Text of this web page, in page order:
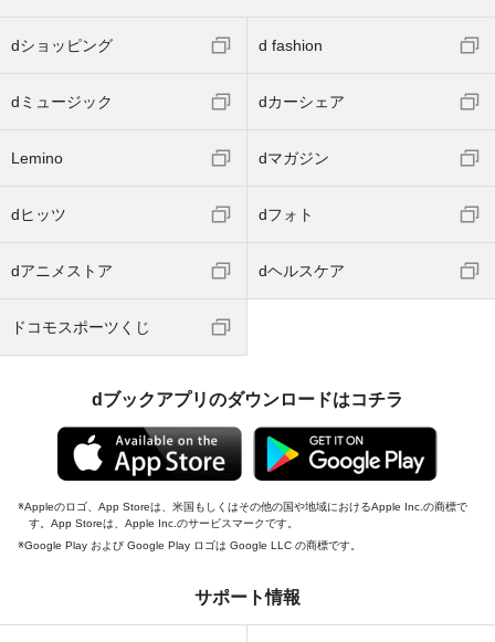
dショッピング d fashion
dミュージック dカーシェア
Lemino dマガジン
dヒッツ dフォト
dアニメストア dヘルスケア
ドコモスポーツくじ
dブックアプリのダウンロードはコチラ
Appleのロゴ、App Storeは、米国もしくはその他の国や地域におけるApple Inc.の商標で
す。App Storeは、Apple Inc.のサービスマークです。
Google Play および Google Play ロゴは Google LLC の商標です。
サポート情報